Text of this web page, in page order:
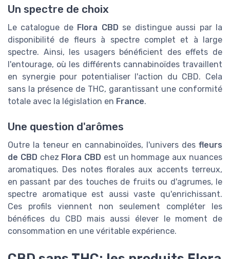
Un spectre de choix
Le catalogue de Flora CBD se distingue aussi par la
disponibilité de fleurs à spectre complet et à large
spectre. Ainsi, les usagers bénéficient des effets de
l'entourage, où les différents cannabinoïdes travaillent
en synergie pour potentialiser l'action du CBD. Cela
sans la présence de THC, garantissant une conformité
totale avec la législation en France.
Une question d'arômes
Outre la teneur en cannabinoïdes, l'univers des fleurs
de CBD chez Flora CBD est un hommage aux nuances
aromatiques. Des notes florales aux accents terreux,
en passant par des touches de fruits ou d'agrumes, le
spectre aromatique est aussi vaste qu'enrichissant.
Ces profils viennent non seulement compléter les
bénéfices du CBD mais aussi élever le moment de
consommation en une véritable expérience.